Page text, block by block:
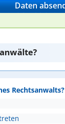
Rechtsanwalts?